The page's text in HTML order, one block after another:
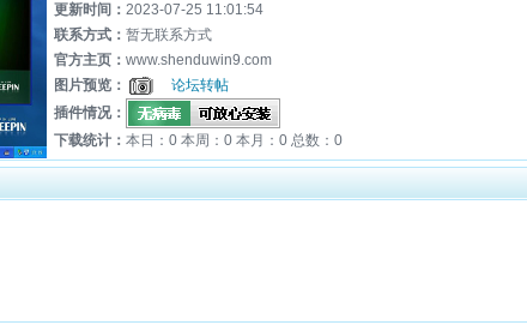
更新时间： 2023-07-25 11:01:54
联系方式： 暂无联系方式
官方主页： www.shenduwin9.com
图片预览：
论坛转帖
插件情况：
下载统计： 本日：0 本周：0 本月：0 总数：0